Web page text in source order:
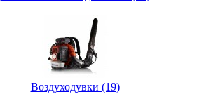
Воздуходувки (19)